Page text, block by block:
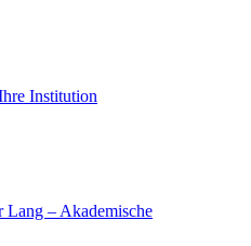
Institution
Lang – Akademische